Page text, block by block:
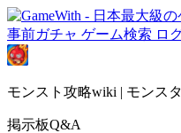
事前ガチャ ゲーム検索 ロ
モンスト攻略wiki | モンス
掲示板Q&A